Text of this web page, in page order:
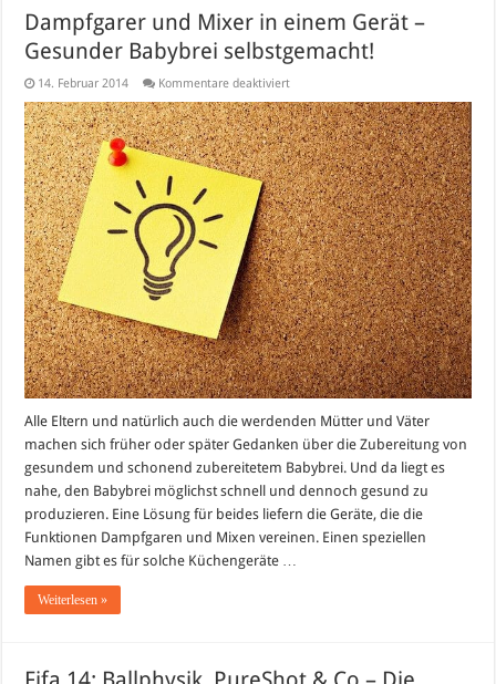
Dampfgarer und Mixer in einem Gerät –
Gesunder Babybrei selbstgemacht!
14. Februar 2014 Kommentare deaktiviertfür
und
Mixer
in
einem
Gerät
–
Gesunder
Babybrei
selbstgemacht!
Alle Eltern und natürlich auch die werdenden Mütter und Väter
machen sich früher oder später Gedanken über die Zubereitung von
gesundem und schonend zubereitetem Babybrei. Und da liegt es
nahe, den Babybrei möglichst schnell und dennoch gesund zu
produzieren. Eine Lösung für beides liefern die Geräte, die die
Funktionen Dampfgaren und Mixen vereinen. Einen speziellen
Namen gibt es für solche Küchengeräte …
Weiterlesen »